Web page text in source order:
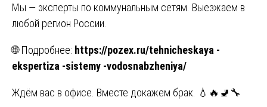
Мы — эксперты по коммунальным сетям. Выезжаем в
любой регион России.
🌐 Подробнее: https://pozex.ru/tehnicheskaya -
ekspertiza -sistemy -vodosnabzheniya/
Ждём вас в офисе. Вместе докажем брак. 💧🔥🚽🔧